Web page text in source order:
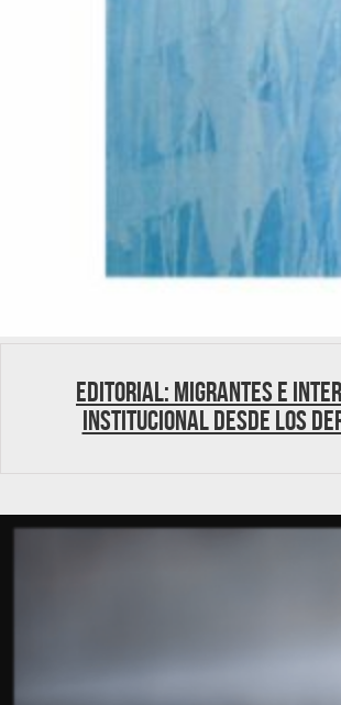
Editorial: Migrantes e
institucional desde los